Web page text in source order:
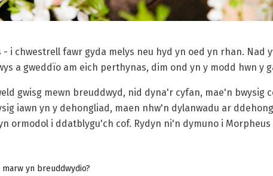
- i chwestrell fawr gyda melys neu hyd yn oed yn rhan. Nad
a gweddïo am eich perthynas, dim ond yn y modd hwn y
gwisg mewn breuddwyd, nid dyna'r cyfan, mae'n bwysig
iawn yn y dehongliad, maen nhw'n dylanwadu ar
ormodol i ddatblygu'ch cof. Rydyn ni'n dymuno i Morpheus
marw yn breuddwydio?